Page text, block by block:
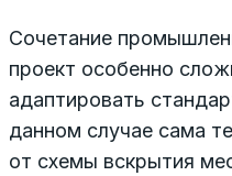
Сочетание
проект особенно
адаптировать
данном случае сама
от схемы вскрытия